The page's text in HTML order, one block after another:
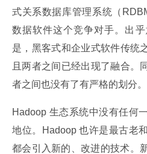
式关系数据库管理系统（
数据软件这个竞争对手。出
是，黑客式和企业式软件传统
且两者之间已经出现了融合。
者之间也没有了有严格的划分。
Hadoop 生态系统中没有任何
地位。Hadoop 也许是最古老
都会引入新的、改进的技术。